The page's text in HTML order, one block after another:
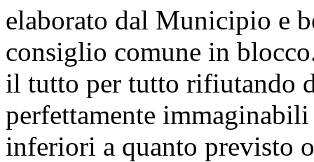
elaborato dal Municipio e
consiglio comune in
il tutto per tutto rifiutando
perfettamente
inferiori a quanto previsto